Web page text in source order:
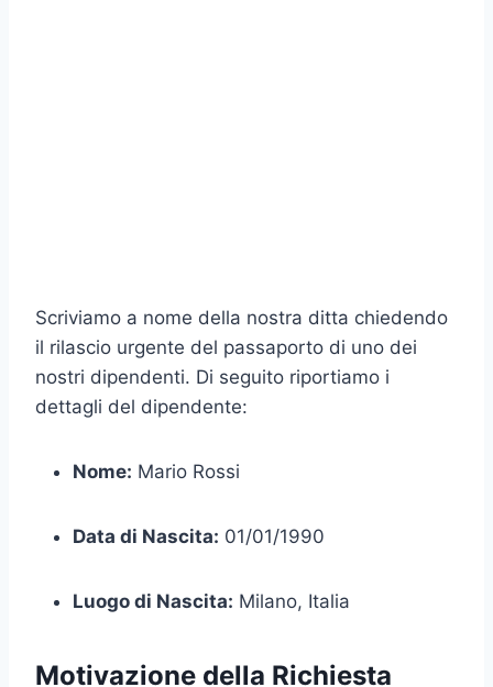
Scriviamo a nome della nostra ditta chiedendo
il rilascio urgente del passaporto di uno dei
nostri dipendenti. Di seguito riportiamo i
dettagli del dipendente:
Nome: Mario Rossi
Data di Nascita: 01/01/1990
Luogo di Nascita: Milano, Italia
Motivazione della Richiesta